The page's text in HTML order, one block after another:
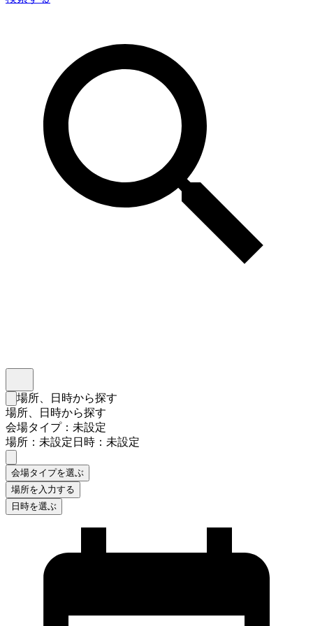
検索フォームを閉じる
場所、日時から探す
場所、日時から探す
会場タイプ：未設定
場所：未設定日時：未設定
会場タイプを選ぶ
場所を入力する
日時を選ぶ